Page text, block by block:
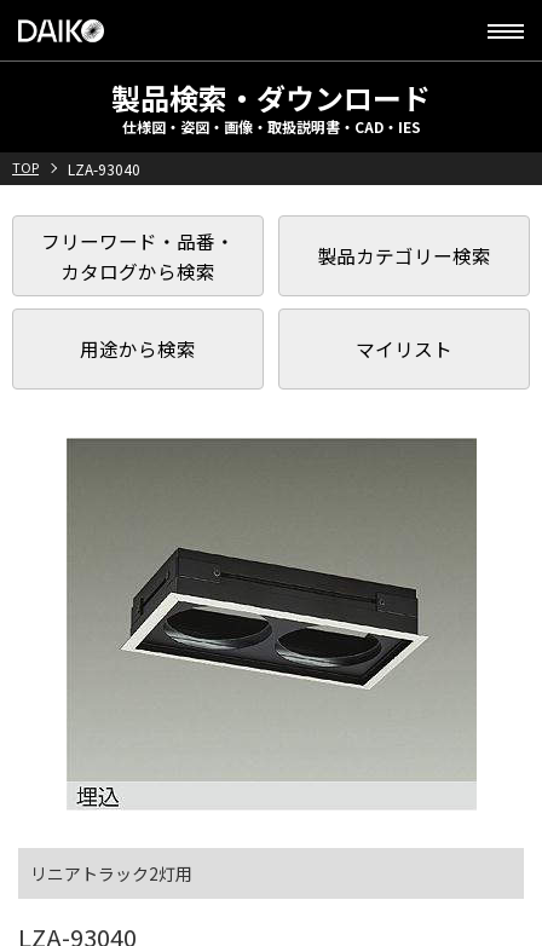
製品検索・ダウンロード
仕様図・姿図・画像・取扱説明書・CAD・IES
TOP LZA-93040
フリーワード・品番・
カタログから検索
製品カテゴリー検索
用途から検索 マイリスト
リニアトラック2灯用
LZA-93040